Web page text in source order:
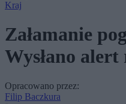
Kraj
Załamanie
Wysłano
Opracowano przez:
Filip Baczkura